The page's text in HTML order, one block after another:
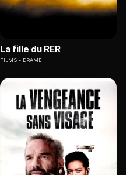
La fille du RER
FILMS DRAME